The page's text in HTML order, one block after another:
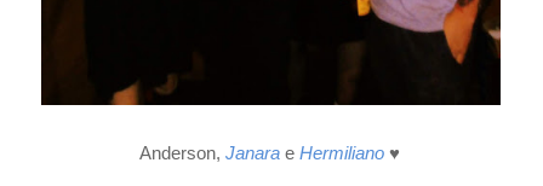
Anderson,Janara eHermiliano ♥